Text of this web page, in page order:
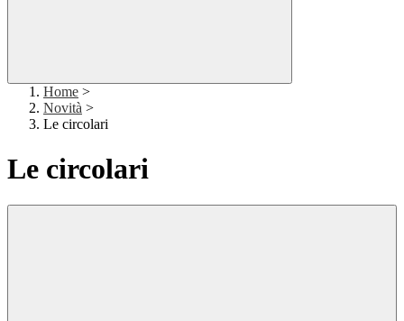
Home >
Novità >
Le circolari
Le circolari